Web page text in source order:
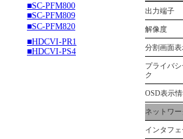
■SC-PFM800
■SC-PFM809
■SC-PFM820
■HDCVI-PR1
■HDCVI-PS4
出力端子
解像度
分割画面表
プライバ
ク
OSD表示
ネットワー
インタフェ